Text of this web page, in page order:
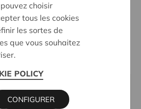
1, 2275 LILLE
choisir
tous les cookies
les sortes de
que vous souhaitez
POLICY
CONFIGURER